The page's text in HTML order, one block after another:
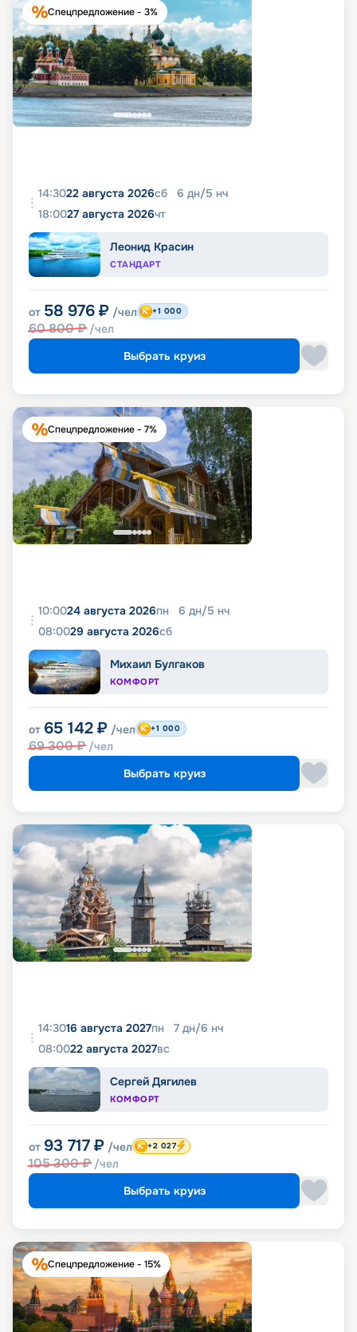
Спецпредложение - 3%
14:3022 августа 2026сб 6 дн/5 нч
18:0027 августа 2026чт
Леонид Красин
СТАНДАРТ
от 58 976 ₽ /чел
60 800₽ /чел
+1 000
Выбрать круиз
Спецпредложение - 7%
10:0024 августа 2026пн 6 дн/5 нч
08:0029 августа 2026сб
Михаил Булгаков
КОМФОРТ
от 65 142 ₽ /чел
69 300₽ /чел
+1 000
Выбрать круиз
14:3016 августа 2027пн 7 дн/6 нч
08:0022 августа 2027вс
Сергей Дягилев
КОМФОРТ
от 93 717 ₽ /чел
105 300₽ /чел
+2 027
Выбрать круиз
Спецпредложение - 15%